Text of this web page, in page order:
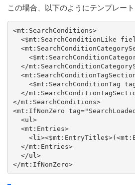
この場合、以下のようにテンプレート
<mt:SearchConditions>
<$mt:SearchConditionLike
</
<$mt:SearchConditionTag
</
</mt:SearchConditions>
<mt:IfNonZero
  <ul>
  <mt:Entries>
  </mt:Entries>
  </ul>
</mt:IfNonZero>